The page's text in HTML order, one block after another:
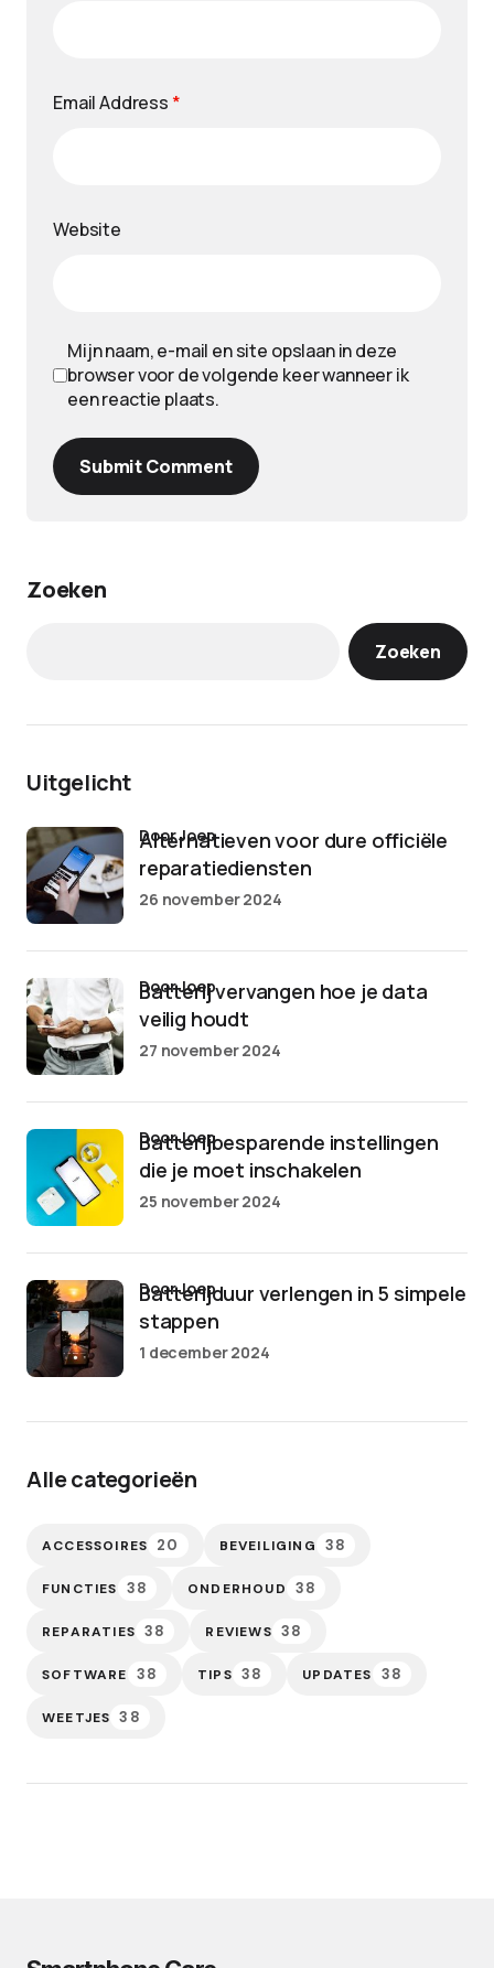
Email Address *
Website
Mijn naam, e-mail en site opslaan in deze
browser voor de volgende keer wanneer ik
een reactie plaats.
Submit Comment
Zoeken
Zoeken
Uitgelicht
Alternatieven voor dure officiële
reparatiediensten
door Joep
26 november 2024
Batterij vervangen hoe je data
veilig houdt
door Joep
27 november 2024
Batterijbesparende instellingen
die je moet inschakelen
door Joep
25 november 2024
Batterijduur verlengen in 5 simpele
stappen
door Joep
1 december 2024
Alle categorieën
ACCESSOIRES 20 BEVEILIGING 38
FUNCTIES 38 ONDERHOUD 38
REPARATIES 38 REVIEWS 38
SOFTWARE 38 TIPS 38 UPDATES 38
WEETJES 38